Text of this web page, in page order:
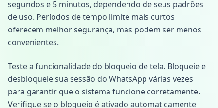
segundos e 5 minutos, dependendo de seus padrões
de uso. Períodos de tempo limite mais curtos
oferecem melhor segurança, mas podem ser menos
convenientes.
Teste a funcionalidade do bloqueio de tela. Bloqueie e
desbloqueie sua sessão do WhatsApp várias vezes
para garantir que o sistema funcione corretamente.
Verifique se o bloqueio é ativado automaticamente